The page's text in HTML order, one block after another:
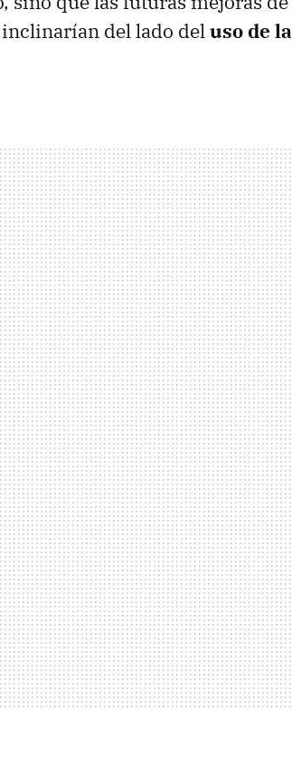
del lado deluso de la